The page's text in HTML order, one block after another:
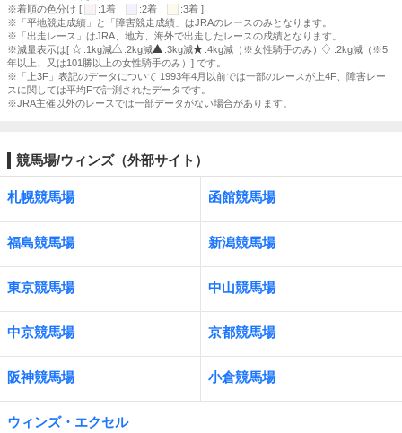
※着順の色分け [
:1着 :2着
:3着 ]
※「平地競走成績」と「障害競走成績」はJRAのレースのみとなります。
※「出走レース」はJRA、地方、海外で出走したレースの成績となります。
※減量表示は[
:1kg減 :2kg減 :3kg減 :4kg減（※女性騎手のみ）
:2kg減（※5
年以上、又は101勝以上の女性騎手のみ）] です。
※「上3F」表記のデータについて 1993年4月以前では一部のレースが上4F、障害レー
スに関しては平均Fで計測されたデータです。
※JRA主催以外のレースでは一部データがない場合があります。
競馬場/ウィンズ（外部サイト）
札幌競馬場 函館競馬場
福島競馬場 新潟競馬場
東京競馬場 中山競馬場
中京競馬場 京都競馬場
阪神競馬場 小倉競馬場
ウィンズ・エクセル